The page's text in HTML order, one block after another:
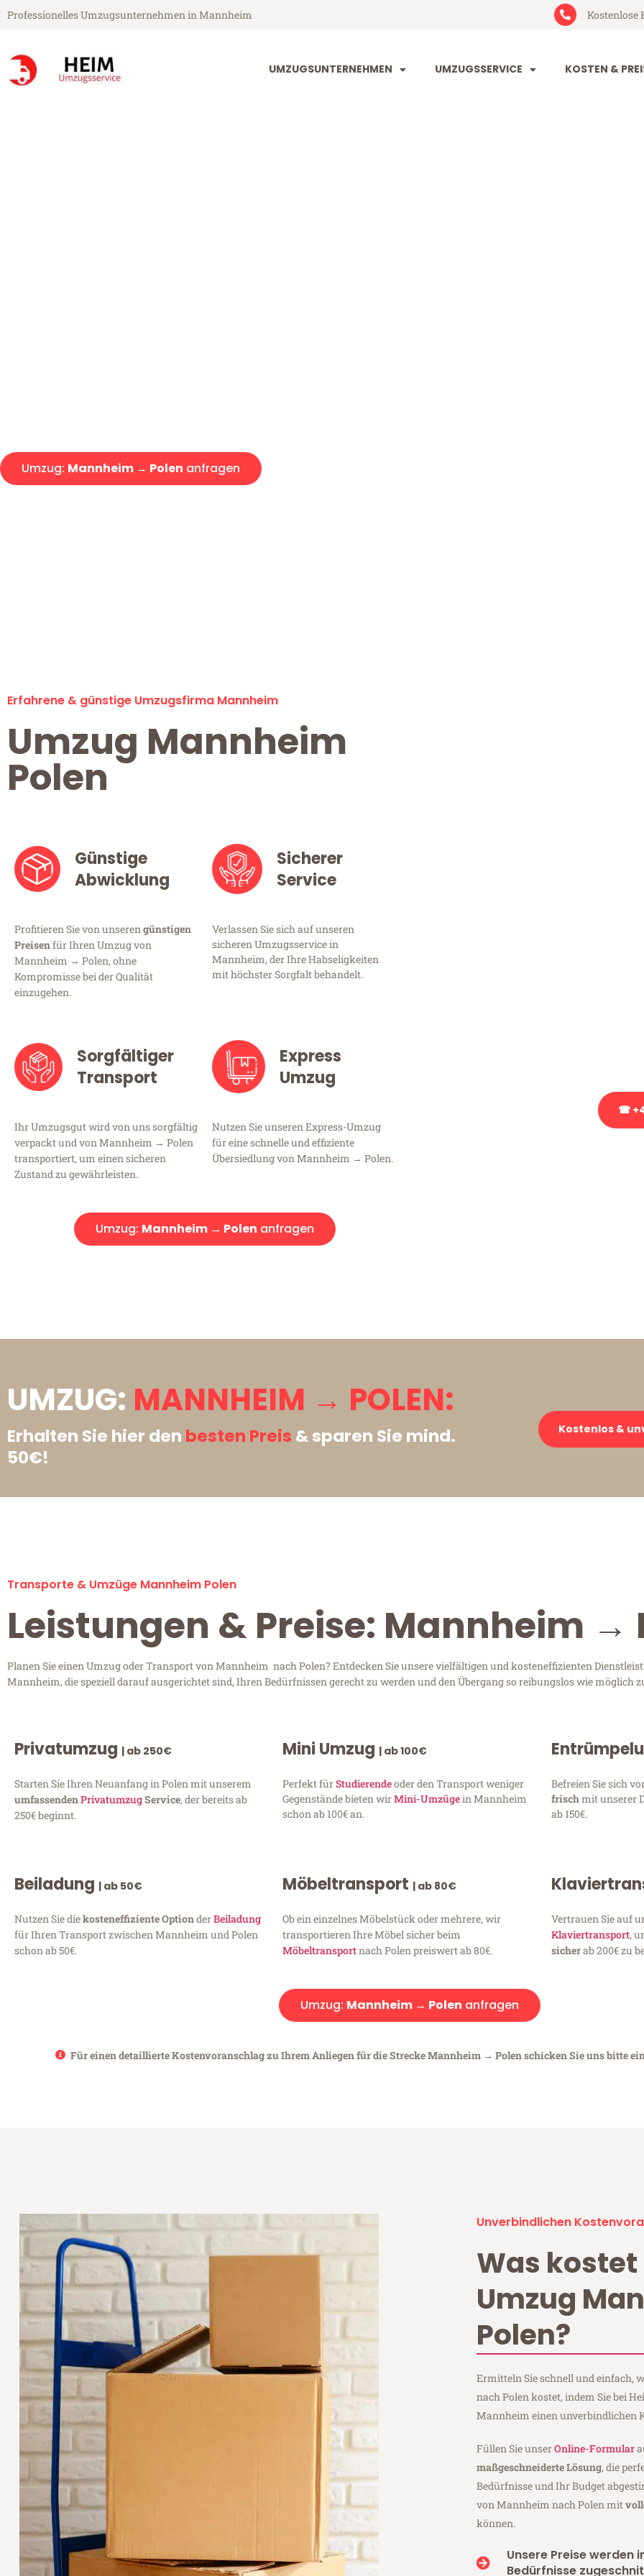
Professionelles Umzugsunternehmen in Mannheim Kostenlose
UMZUGSUNTERNEHMEN UMZUGSSERVICE KOSTEN &
Umzug: Mannheim → Polen anfragen
Erfahrene & günstige Umzugsfirma Mannheim
Umzug Mannheim
Polen
Günstige
Abwicklung
Profitieren Sie von unserengünstigen
Preisenfür Ihren Umzug von
Mannheim → Polen, ohne
Kompromisse bei der Qualität
einzugehen.
Sicherer
Service
Verlassen Sie sich auf unseren
sicheren Umzugsservice in
Mannheim, der Ihre Habseligkeiten
mit höchster Sorgfalt behandelt.
Sorgfältiger
Transport
Ihr Umzugsgut wird von uns sorgfältig
verpackt und von Mannheim → Polen
transportiert, um einen sicheren
Zustand zu gewährleisten.
Express
Umzug
Nutzen Sie unseren Express-Umzug
für eine schnelle und effiziente
Übersiedlung von Mannheim → Polen.
Umzug: Mannheim → Polen anfragen
☎
UMZUG: MANNHEIM → POLEN:
Erhalten Sie hier den besten Preis & sparen Sie mind.
50€!
Kostenlos &
Transporte & Umzüge Mannheim Polen
Leistungen & Preise: Mannheim →
Planen Sie einen Umzug oder Transport von Mannheim nach Polen? Entdecken Sie unsere vielfältigen und kosteneffizienten
Mannheim, die speziell darauf ausgerichtet sind, Ihren Bedürfnissen gerecht zu werden und den Übergang so reibungslos wie möglich
Privatumzug | ab 250€
Starten Sie Ihren Neuanfang in Polen mit unserem
umfassendenPrivatumzugService, der bereits ab
250€ beginnt.
Mini Umzug | ab 100€
Perfekt fürStudierendeoder den Transport weniger
Gegenstände bieten wirMini-Umzügein Mannheim
schon ab 100€ an.
Befreien Sie sich
frischmit unserer
ab 150€.
Beiladung | ab 50€
Nutzen Sie diekosteneffiziente OptionderBeiladung
für Ihren Transport zwischen Mannheim und Polen
schon ab 50€.
Möbeltransport | ab 80€
Ob ein einzelnes Möbelstück oder mehrere, wir
transportieren Ihre Möbel sicher beim
Möbeltransportnach Polen preiswert ab 80€.
Vertrauen Sie auf
Klaviertransport,
sicherab 200€ zu
Umzug: Mannheim → Polen anfragen
Für einen detaillierte Kostenvoranschlag zu Ihrem Anliegen für die Strecke Mannheim → Polen schicken Sie uns bitte
Unverbindlichen
Was kostet
Umzug
Polen?
Ermitteln Sie schnell und einfach,
nach Polen kostet, indem Sie bei
Mannheim einen unverbindlichen
Füllen Sie unserOnline-Formular
maßgeschneiderte Lösung, die
Bedürfnisse und Ihr Budget
von Mannheim nach Polen mit
können.
Unsere Preise werden
Bedürfnisse